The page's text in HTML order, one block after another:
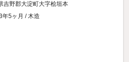
吉野郡大淀町大字桧垣本
年5ヶ月 / 木造